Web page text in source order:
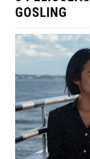
GOSLING